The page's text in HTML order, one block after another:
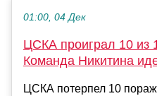
01:00, 04 Дек
ЦСКА проиграл 10 из
Команда Никитина
ЦСКА потерпел 10